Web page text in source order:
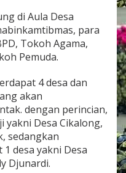
di Aula Desa
para
Tokoh Agama,
Pemuda.
4 desa dan
akan
dengan perincian,
yakni Desa Cikalong,
sedangkan
desa yakni Desa
Djunardi.